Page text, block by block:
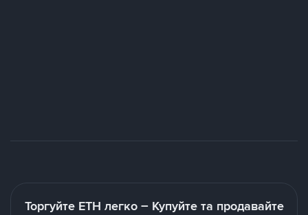
Торгуйте ETH легко – Купуйте та продавайте